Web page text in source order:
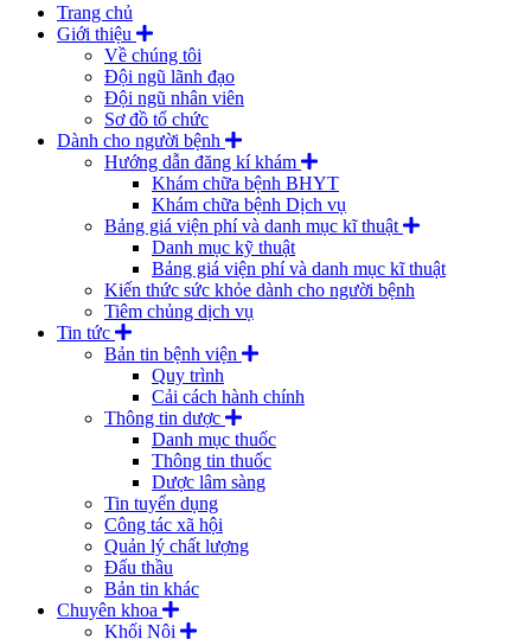
Trang chủ
Giới thiệu
Về chúng tôi
Đội ngũ lãnh đạo
Đội ngũ nhân viên
Sơ đồ tổ chức
Dành cho người bệnh
Hướng dẫn đăng kí khám
Khám chữa bệnh BHYT
Khám chữa bệnh Dịch vụ
Bảng giá viện phí và danh mục kĩ thuật
Danh mục kỹ thuật
Bảng giá viện phí và danh mục kĩ thuật
Kiến thức sức khỏe dành cho người bệnh
Tiêm chủng dịch vụ
Tin tức
Bản tin bệnh viện
Quy trình
Cải cách hành chính
Thông tin dược
Danh mục thuốc
Thông tin thuốc
Dược lâm sàng
Tin tuyển dụng
Công tác xã hội
Quản lý chất lượng
Đấu thầu
Bản tin khác
Chuyên khoa
Khối Nội